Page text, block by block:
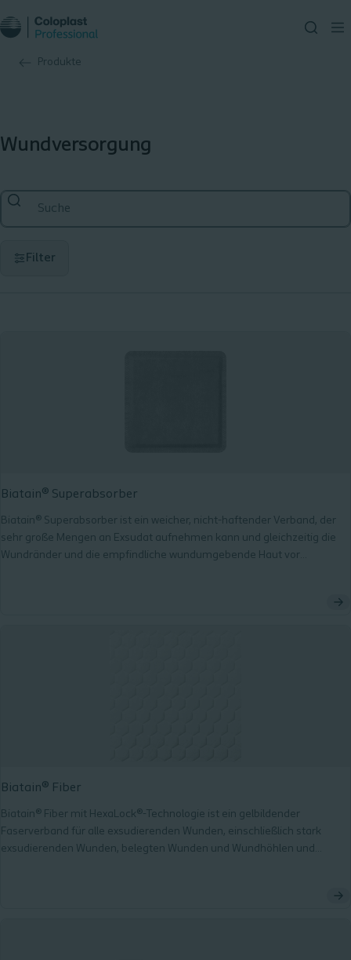
Produkte
Wundversorgung
Filter
Biatain® Superabsorber
Biatain® Superabsorber ist ein weicher, nicht-haftender Verband, der
sehr große Mengen an Exsudat aufnehmen kann und gleichzeitig die
Wundränder und die empfindliche wundumgebende Haut vor
Biatain® Fiber
Biatain® Fiber mit HexaLock®-Technologie ist ein gelbildender
Faserverband für alle exsudierenden Wunden, einschließlich stark
exsudierenden Wunden, belegten Wunden und Wundhöhlen und
formstabil und schrumpft nur minimal zusammen, wodurch das Risiko